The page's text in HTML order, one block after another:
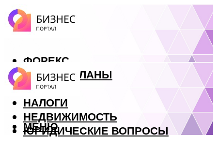
ФОРЕКС
БИЗНЕС ПЛАНЫ
КРЕДИТЫ
НАЛОГИ
НЕДВИЖИМОСТЬ
ЮРИДИЧЕСКИЕ ВОПРОСЫ
МЕНЮ